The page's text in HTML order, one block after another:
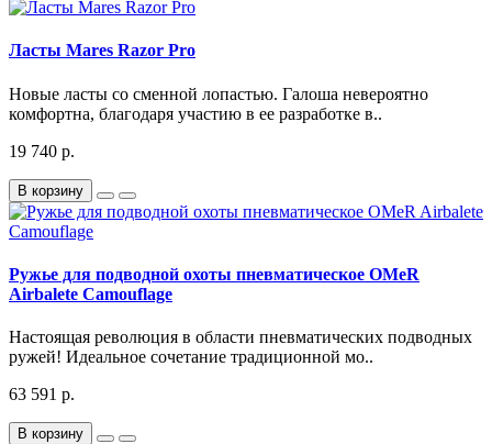
Ласты Mares Razor Pro
Новые ласты со сменной лопастью. Галоша невероятно
комфортна, благодаря участию в ее разработке в..
19 740 р.
В корзину
Ружье для подводной охоты пневматическое OMeR
Airbalete Camouflage
Настоящая революция в области пневматических подводных
ружей! Идеальное сочетание традиционной мо..
63 591 р.
В корзину